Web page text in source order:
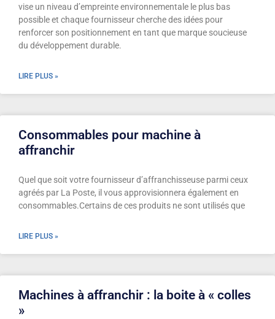
vise un niveau d’empreinte environnementale le plus bas
possible et chaque fournisseur cherche des idées pour
renforcer son positionnement en tant que marque soucieuse
du développement durable.
LIRE PLUS »
Consommables pour machine à
affranchir
Quel que soit votre fournisseur d’affranchisseuse parmi ceux
agréés par La Poste, il vous approvisionnera également en
consommables.Certains de ces produits ne sont utilisés que
LIRE PLUS »
Machines à affranchir : la boite à « colles
»